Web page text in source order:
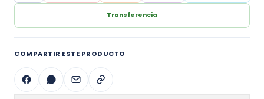
Transferencia
COMPARTIR ESTE PRODUCTO